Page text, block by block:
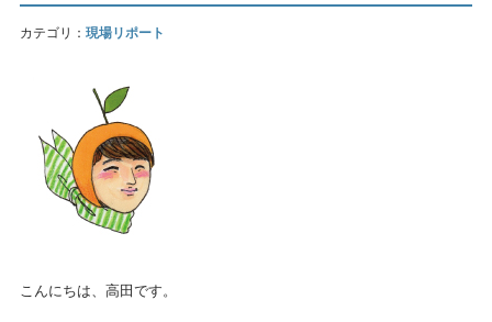
カテゴリ： 現場リポート
こんにちは、高田です。